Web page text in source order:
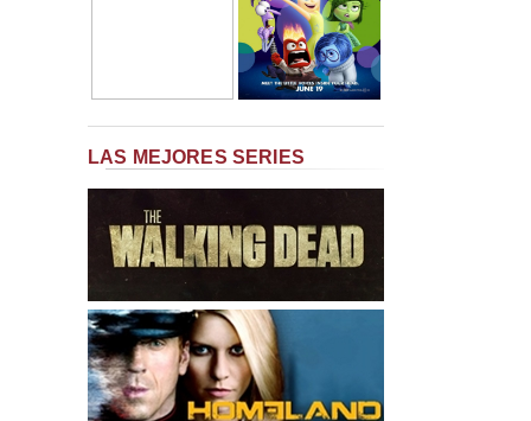
LAS MEJORES SERIES